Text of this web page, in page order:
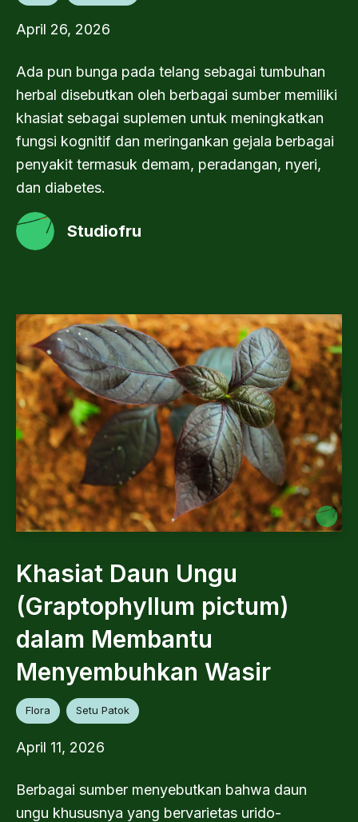
April 26, 2026
Ada pun bunga pada telang sebagai tumbuhan
herbal disebutkan oleh berbagai sumber memiliki
khasiat sebagai suplemen untuk meningkatkan
fungsi kognitif dan meringankan gejala berbagai
penyakit termasuk demam, peradangan, nyeri,
dan diabetes.
Studiofru
Khasiat Daun Ungu
(Graptophyllum pictum)
dalam Membantu
Menyembuhkan Wasir
Flora Setu Patok
April 11, 2026
Berbagai sumber menyebutkan bahwa daun
ungu khususnya yang bervarietas urido-